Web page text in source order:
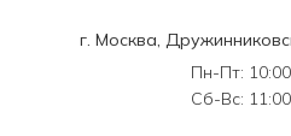
г. Москва,
Пн-Пт:
Сб-Вс: